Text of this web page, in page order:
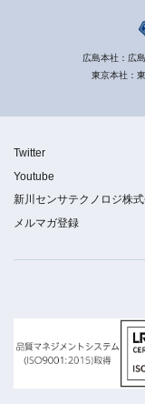
広島本社：広
東京本社：
Twitter
Youtube
新川センサテクノロジ株
メルマガ登録